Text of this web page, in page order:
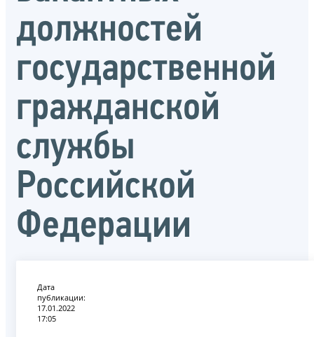
должностей
государственной
гражданской
службы
Российской
Федерации
Дата
публикации:
17.01.2022
17:05